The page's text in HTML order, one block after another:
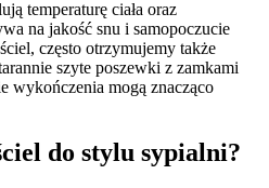
temperaturę ciała oraz
na jakość snu i samopoczucie
często otrzymujemy także
szyte poszewki z zamkami
wykończenia mogą znacząco
do stylu sypialni?